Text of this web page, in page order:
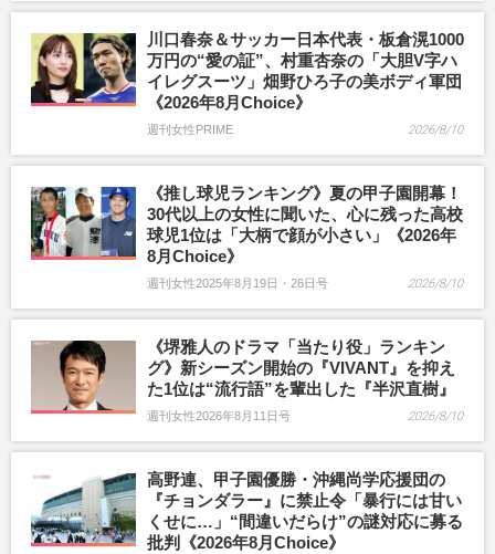
川口春奈＆サッカー日本代表・板倉滉1000
万円の“愛の証”、村重杏奈の「大胆V字ハ
イレグスーツ」畑野ひろ子の美ボディ軍団
《2026年8月Choice》
週刊女性PRIME 2026/8/10
《推し球児ランキング》夏の甲子園開幕！
30代以上の女性に聞いた、心に残った高校
球児1位は「大柄で顔が小さい」《2026年
8月Choice》
週刊女性2025年8月19日・26日号 2026/8/10
《堺雅人のドラマ「当たり役」ランキン
グ》新シーズン開始の『VIVANT』を抑え
た1位は“流行語”を輩出した『半沢直樹』
週刊女性2026年8月11日号 2026/8/10
高野連、甲子園優勝・沖縄尚学応援団の
『チョンダラー』に禁止令「暴行には甘い
くせに…」“間違いだらけ”の謎対応に募る
批判《2026年8月Choice》